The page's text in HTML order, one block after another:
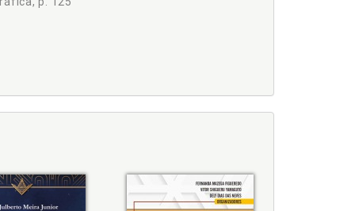
uma indicação geográfica, p. 119